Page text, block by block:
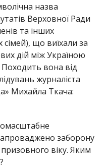
назва
Верховної Ради
та інших
сімей), що виїхали за
дій між Україною
вона від
журналіста
Михайла Ткача:
заборону
призовного віку. Яким